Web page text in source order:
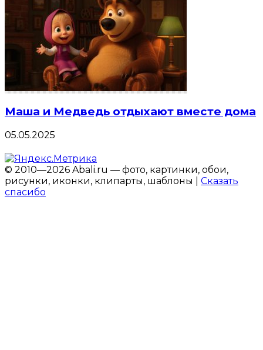
Маша и Медведь отдыхают вместе дома
05.05.2025
© 2010—2026 Abali.ru — фото, картинки, обои,
рисунки, иконки, клипарты, шаблоны | Сказать
спасибо